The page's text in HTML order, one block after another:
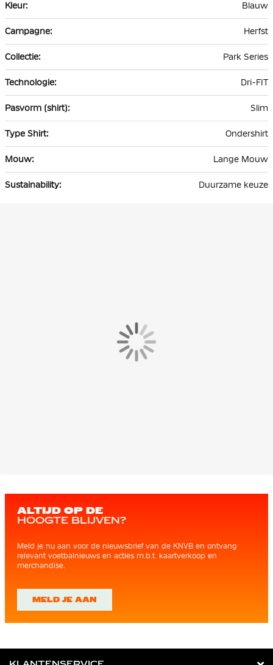
Blauw
Herfst
Park Series
Dri-FIT
Slim
Ondershirt
Lange Mouw
Duurzame keuze
ALTIJD OP DE
HOOGTE BLIJVEN?
Meld je nu aan voor de nieuwsbrief van de KNVB en ontvang
relevant voetbalnieuws en acties m.b.t. kaartverkoop en
merchandise.
MELD JE AAN